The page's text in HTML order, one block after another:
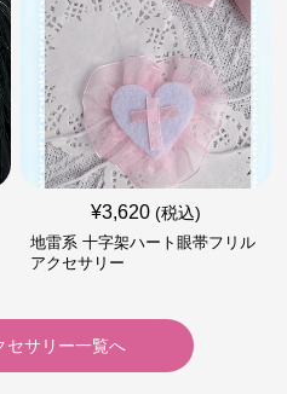
¥3,620 (税込)
地雷系 十字架ハート眼帯フリル
アクセサリー
セサリー一覧へ